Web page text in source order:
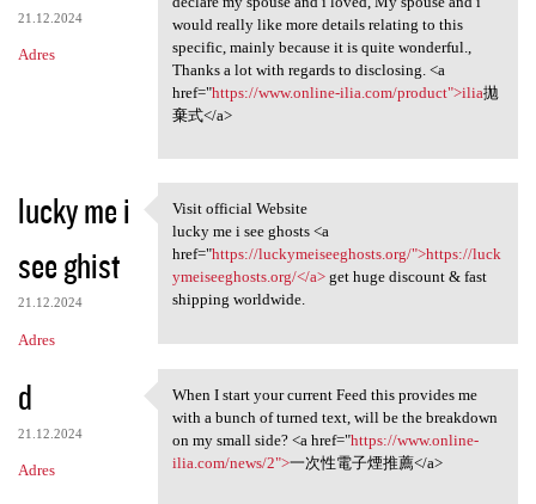
21.12.2024
Adres
would really like more details relating to this
specific, mainly because it is quite wonderful.,
Thanks a lot with regards to disclosing. <a
href="https://www.online-ilia.com/product">ilia拋
棄式</a>
lucky me i
see ghist
21.12.2024
Adres
Visit official Website
Visit official Website
lucky me i see ghosts <a
href="https://luckymeiseeghosts.org/">https://luck
ymeiseeghosts.org/</a>get huge discount & fast
shipping worldwide.
d
21.12.2024
Adres
When I start your current
When I start your current Feed this provides me
with a bunch of turned text, will be the breakdown
on my small side? <a href="https://www.online-
ilia.com/news/2">一次性電子煙推薦</a>